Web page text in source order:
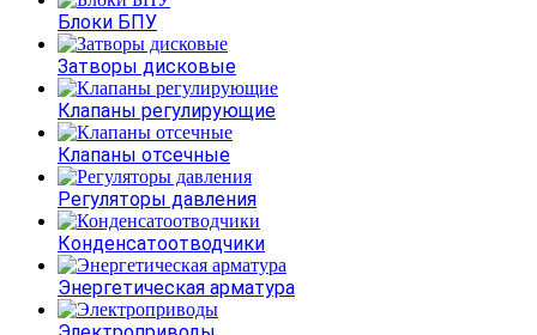
Блоки БПУ
Затворы дисковые
Клапаны регулирующие
Клапаны отсечные
Регуляторы давления
Конденсатоотводчики
Энергетическая арматура